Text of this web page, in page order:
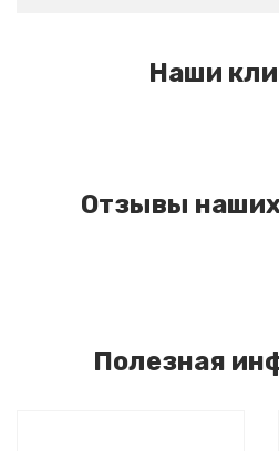
Наши
Отзывы
Полезная